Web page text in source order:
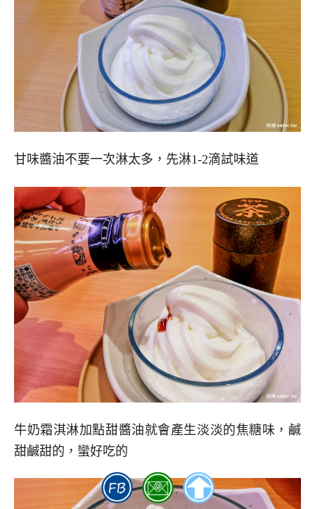
甘味醬油不要一次淋太多，先淋1-2滴試味道
牛奶霜淇淋加點甜醬油就會產生淡淡的焦糖味，鹹
甜鹹甜的，蠻好吃的